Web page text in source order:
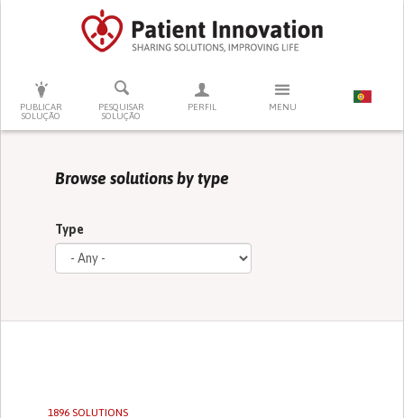
PUBLICAR
SOLUÇÃO
PESQUISAR
SOLUÇÃO
PERFIL MENU
PRESSIONE ENTER PARA PESQUISAR
Browse solutions by type
Type
1896 SOLUTIONS